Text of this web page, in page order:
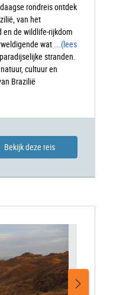
rondreis ontdek
van het
de wildlife-rijkdom
wat ...(lees
stranden.
cultuur en
Brazilië
Bekijk deze reis